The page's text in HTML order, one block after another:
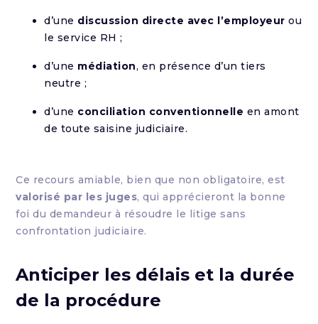
d’une discussion directe avec l’employeur ou
le service RH ;
d’une médiation, en présence d’un tiers
neutre ;
d’une conciliation conventionnelle en amont
de toute saisine judiciaire.
Ce recours amiable, bien que non obligatoire, est
valorisé par les juges, qui apprécieront la bonne
foi du demandeur à résoudre le litige sans
confrontation judiciaire.
Anticiper les délais et la durée
de la procédure